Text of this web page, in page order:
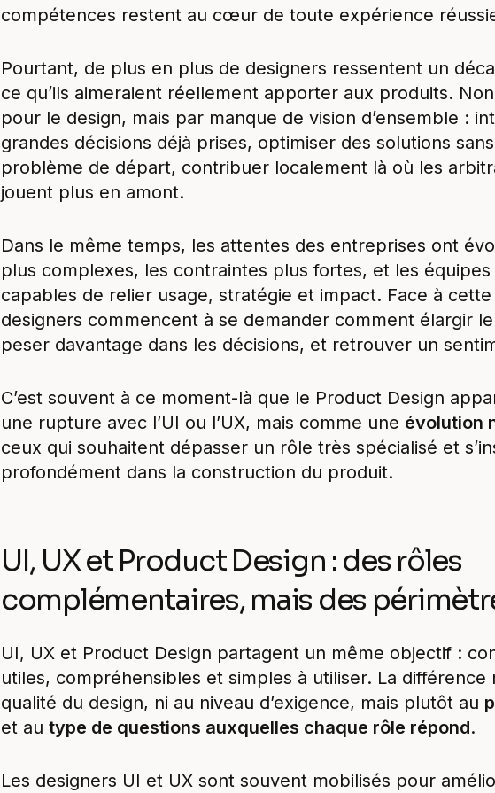
compétences restent au cœur de toute expérience
Pourtant, de plus en plus de designers ressentent un
ce qu’ils aimeraient réellement apporter aux produits.
pour le design, mais par manque de vision d’ensemble :
grandes décisions déjà prises, optimiser des solutions
problème de départ, contribuer localement là où les
jouent plus en amont.
Dans le même temps, les attentes des entreprises ont
plus complexes, les contraintes plus fortes, et les
capables de relier usage, stratégie et impact. Face à
designers commencent à se demander comment élargir
peser davantage dans les décisions, et retrouver un
C’est souvent à ce moment-là que le Product Design
une rupture avec l’UI ou l’UX, mais comme une évolution
ceux qui souhaitent dépasser un rôle très spécialisé et
profondément dans la construction du produit.
UI, UX et Product Design : des rôles
complémentaires, mais des
UI, UX et Product Design partagent un même objectif :
utiles, compréhensibles et simples à utiliser. La différence
qualité du design, ni au niveau d’exigence, mais plutôt au
et au type de questions auxquelles chaque rôle répond.
Les designers UI et UX sont souvent mobilisés pour